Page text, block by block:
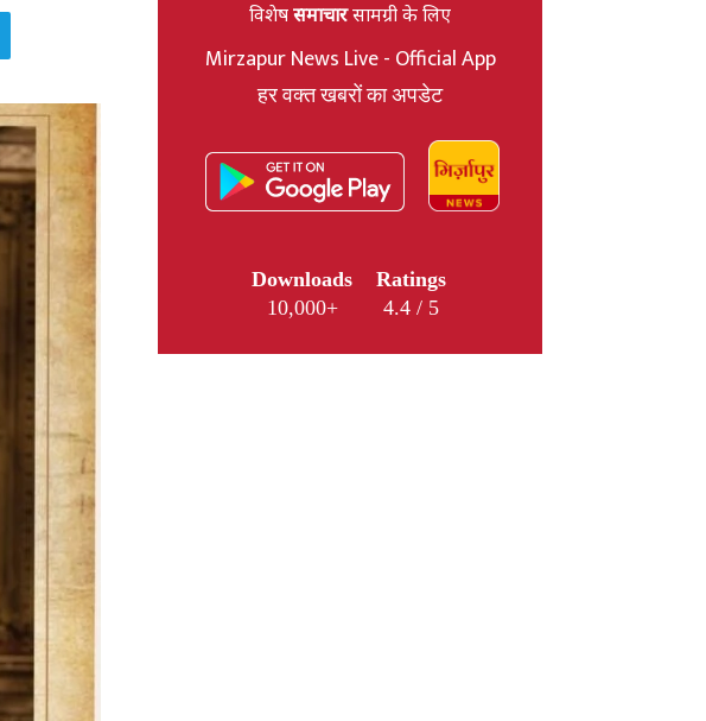
विशेषसमाचारसामग्री के लिए
Mirzapur News Live - Official App
हर वक्त खबरों का अपडेट
Downloads
10,000+
Ratings
4.4 / 5